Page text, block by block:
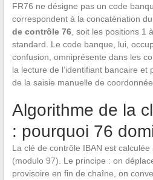
FR76 ne désigne pas un code
correspondent à la concaténation du
de contrôle 76, soit les positions 1
standard. Le code banque, lui,
confusion, omniprésente dans les
la lecture de l’identifiant bancaire
de la saisie manuelle de
Algorithme de la
: pourquoi 76
La clé de contrôle IBAN est
(modulo 97). Le principe : on
provisoire en fin de chaîne, on